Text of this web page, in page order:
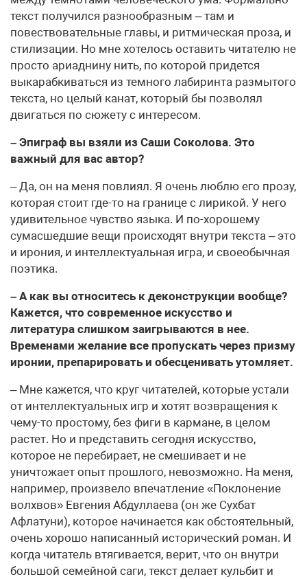
текст получился разнообразным – там и
повествовательные главы, и ритмическая проза, и
стилизации. Но мне хотелось оставить читателю не
просто ариаднину нить, по которой придется
выкарабкиваться из темного лабиринта размытого
текста, но целый канат, который бы позволял
двигаться по сюжету с интересом.
– Эпиграф вы взяли из Саши Соколова. Это
важный для вас автор?
– Да, он на меня повлиял. Я очень люблю его прозу,
которая стоит где-то на границе с лирикой. У него
удивительное чувство языка. И по-хорошему
сумасшедшие вещи происходят внутри текста – это
и ирония, и интеллектуальная игра, и своеобычная
поэтика.
– А как вы относитесь к деконструкции вообще?
Кажется, что современное искусство и
литература слишком заигрываются в нее.
Временами желание все пропускать через призму
иронии, препарировать и обесценивать утомляет.
– Мне кажется, что круг читателей, которые устали
от интеллектуальных игр и хотят возвращения к
чему-то простому, без фиги в кармане, в целом
растет. Но и представить сегодня искусство,
которое не перебирает, не смешивает и не
уничтожает опыт прошлого, невозможно. На меня,
например, произвело впечатление «Поклонение
волхвов» Евгения Абдуллаева (он же Сухбат
Афлатуни), которое начинается как обстоятельный,
очень хорошо написанный исторический роман. И
когда читатель втягивается, верит, что он внутри
большой семейной саги, текст делает кульбит и